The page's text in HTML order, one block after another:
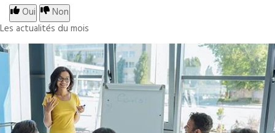
Oui
Non
Les actualités du mois